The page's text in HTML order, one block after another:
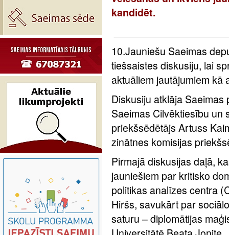
kandidēt.
10.Jauniešu Saeimas
tiešsaistes diskusiju, lai
aktuāliem jautājumiem kā
Diskusiju atklāja
Saeimas Cilvēktiesību un
priekšsēdētājs Artuss
zinātnes komisijas
Pirmajā diskusijas daļā,
jauniešiem par kritisko
politikas analīzes centra
Hiršs, savukārt par
saturu – diplomātijas